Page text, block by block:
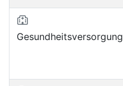
Gesundheitsversorgung